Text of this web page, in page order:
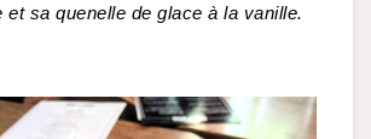
et sa quenelle de glace à la vanille.